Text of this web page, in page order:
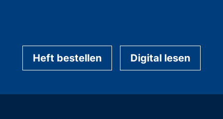
Heft bestellen Digital lesen